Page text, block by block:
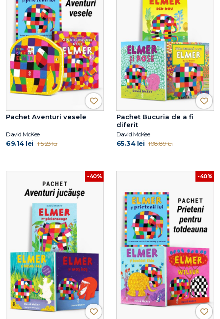
Pachet Aventuri vesele
David McKee
69.14 lei 115.23 lei
Pachet Bucuria de a fi
diferit
David McKee
65.34 lei 108.89 lei
-40% -40%